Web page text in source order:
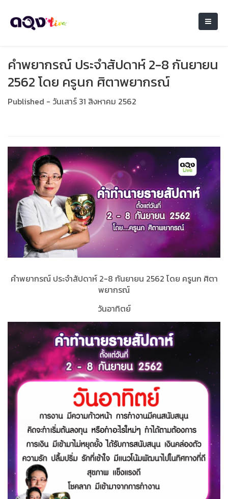
คำพยากรณ์ ประจำสัปดาห์ 2-8 กันยายน
2562 โดย ครูนก ศิตาพยากรณ์
Published - วันเสาร์ 31 สิงหาคม 2562
คำพยากรณ์ ประจำสัปดาห์ 2-8 กันยายน 2562 โดย ครูนก ศิตา
พยากรณ์
วันอาทิตย์